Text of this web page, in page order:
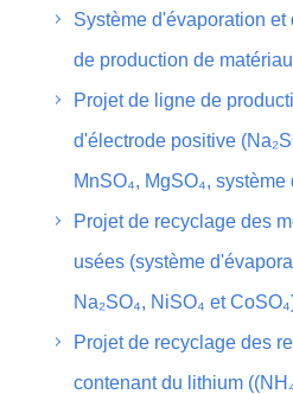
Système d'évaporation
de production de
Projet de ligne de
d'électrode positive
MnSO₄, MgSO₄,
Projet de recyclage des
usées (système
Na₂SO₄, NiSO₄ et
Projet de recyclage des
contenant du lithium